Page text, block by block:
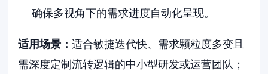
确保多视角下的需求进度自动化呈现。
适用场景：适合敏捷迭代快、需求颗粒度多变且
需深度定制流转逻辑的中小型研发或运营团队；